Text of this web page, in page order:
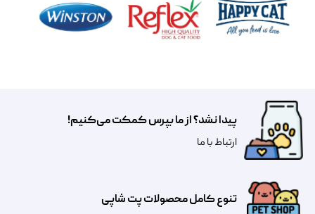
تنوع کامل محصولات پت شاپی
پیدا نشد؟ از ما بپرس کمکت می‌کنیم!
​​​ارتباط با ما